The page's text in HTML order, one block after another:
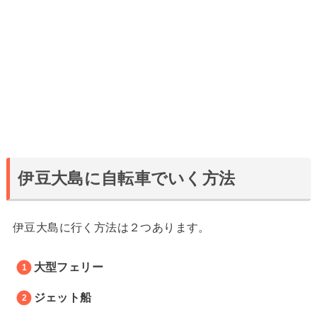
伊豆大島に自転車でいく方法
伊豆大島に行く方法は２つあります。
大型フェリー
ジェット船